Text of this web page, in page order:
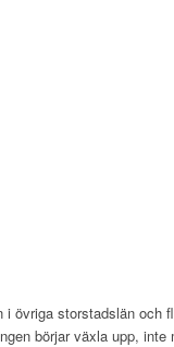
övriga storstadslän och
börjar växla upp,